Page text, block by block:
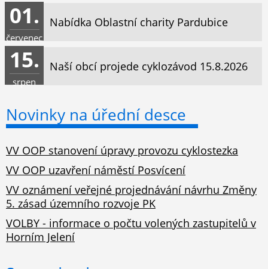
Nabídka Oblastní charity Pardubice
01.
červenec
Naší obcí projede cyklozávod 15.8.2026
15.
srpen
Novinky na úřední desce
VV OOP stanovení úpravy provozu cyklostezka
VV OOP uzavření náměstí Posvícení
VV oznámení veřejné projednávání návrhu Změny
5. zásad územního rozvoje PK
VOLBY - informace o počtu volených zastupitelů v
Horním Jelení